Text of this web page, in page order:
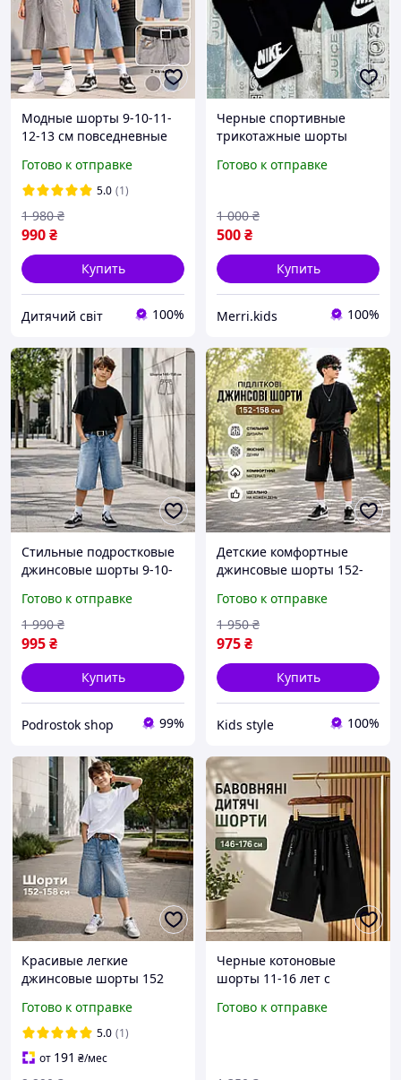
Модные шорты 9-10-11-
12-13 см повседневные
подростков, классные
светлые джинсовые
бриджи резинка для
детей на лето
Готово к отправке
5.0 (1)
990₴
1 980 ₴
Купить
Дитячий світ 100%
Черные спортивные
трикотажные шорты
146 см для мальчиков
хлопковые шорты на
резинке
Готово к отправке
500₴
1 000 ₴
Купить
Merri.kids 100%
Стильные подростковые
джинсовые шорты 9-10-
красивые черные серые
голубые джинсовые
шорты на резинке для
детей
Готово к отправке
995₴
1 990 ₴
Купить
Podrostok shop 99%
Детские комфортные
джинсовые шорты 152-
мальчиков подростков,
молодежные свободные
черные голубые шорты
на резинке
Готово к отправке
975₴
1 950 ₴
Купить
Kids style 100%
Красивые легкие
джинсовые шорты 152
подростков, широкие
модные шорты с поясом
резинкой для детей
Готово к отправке
5.0 (1)
от 191 ₴/мес
Черные котоновые
шорты 11-16 лет с
подростка, детские
Готово к отправке